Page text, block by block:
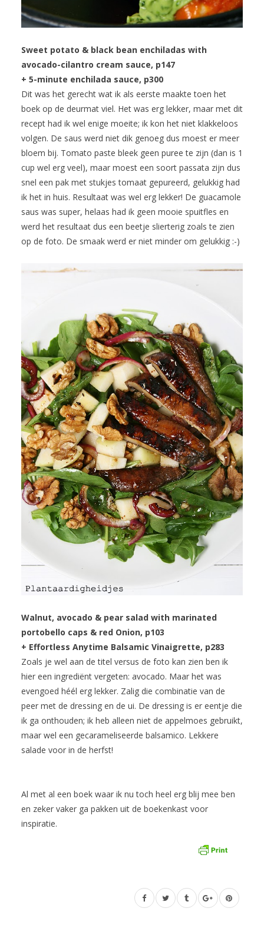
Sweet potato & black bean enchiladas with
avocado-cilantro cream sauce, p147
+ 5-minute enchilada sauce, p300
Dit was het gerecht wat ik als eerste maakte toen het
boek op de deurmat viel. Het was erg lekker, maar met dit
recept had ik wel enige moeite; ik kon het niet klakkeloos
volgen. De saus werd niet dik genoeg dus moest er meer
bloem bij. Tomato paste bleek geen puree te zijn (dan is 1
cup wel erg veel), maar moest een soort passata zijn dus
snel een pak met stukjes tomaat gepureerd, gelukkig had
ik het in huis. Resultaat was wel erg lekker! De guacamole
saus was super, helaas had ik geen mooie spuitfles en
werd het resultaat dus een beetje slierterig zoals te zien
op de foto. De smaak werd er niet minder om gelukkig :-)
Walnut, avocado & pear salad with marinated
portobello caps & red Onion, p103
+ Effortless Anytime Balsamic Vinaigrette, p283
Zoals je wel aan de titel versus de foto kan zien ben ik
hier een ingrediënt vergeten: avocado. Maar het was
evengoed héél erg lekker. Zalig die combinatie van de
peer met de dressing en de ui. De dressing is er eentje die
ik ga onthouden; ik heb alleen niet de appelmoes gebruikt,
maar wel een gecarameliseerde balsamico. Lekkere
salade voor in de herfst!
Al met al een boek waar ik nu toch heel erg blij mee ben
en zeker vaker ga pakken uit de boekenkast voor
inspiratie.